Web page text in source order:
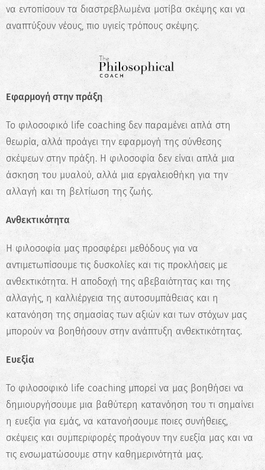
Κάνε το Δωρεάν Τεστ
Επαγγελματικού
Προσανατολισμού!
Ανακάλυψε τις πραγματικές σου
δυνατότητες και σχεδίασε την ιδανική
να εντοπίσουν τα διαστρεβλωμένα μοτίβα σκέψης και να
αναπτύξουν νέους, πιο υγιείς τρόπους σκέψης.
Εφαρμογή στην πράξη
Το φιλοσοφικό life coaching δεν παραμένει απλά στη
θεωρία, αλλά προάγει την εφαρμογή της σύνθεσης
σκέψεων στην πράξη. Η φιλοσοφία δεν είναι απλά μια
άσκηση του μυαλού, αλλά μια εργαλειοθήκη για την
αλλαγή και τη βελτίωση της ζωής.
Ανθεκτικότητα
Η φιλοσοφία μας προσφέρει μεθόδους για να
αντιμετωπίσουμε τις δυσκολίες και τις προκλήσεις με
ανθεκτικότητα. Η αποδοχή της αβεβαιότητας και της
αλλαγής, η καλλιέργεια της αυτοσυμπάθειας και η
κατανόηση της σημασίας των αξιών και των στόχων μας
μπορούν να βοηθήσουν στην ανάπτυξη ανθεκτικότητας.
Ευεξία
Το φιλοσοφικό life coaching μπορεί να μας βοηθήσει να
δημιουργήσουμε μια βαθύτερη κατανόηση του τι σημαίνει
η ευεξία για εμάς, να κατανοήσουμε ποιες συνήθειες,
σκέψεις και συμπεριφορές προάγουν την ευεξία μας και να
τις ενσωματώσουμε στην καθημερινότητά μας.